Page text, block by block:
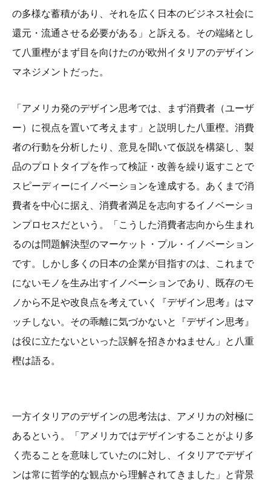
の多様な蓄積があり、それを広く日本のビジネス社会に
還元・流通させる必要がある」と訴える。その端緒とし
て八重樫がまず目を向けたのが欧州イタリアのデザイン
マネジメントだった。
「アメリカ発のデザイン思考では、まず消費者（ユーザ
ー）に視点を置いて考えます」と説明した八重樫。消費
者の行動を分析したり、意見を聞いて仮説を構築し、製
品のプロトタイプを作って検証・改善を繰り返すことで
スピーディーにイノベーションを達成する。あくまで消
費者を中心に据え、消費者満足を志向するイノベーショ
ンプロセスだという。「こうした消費者志向から生まれ
るのは問題解決型のマーケット・プル・イノベーション
です。しかし多くの日本の企業が目指すのは、これまで
にないモノを生み出すイノベーションであり、既存のモ
ノから不足や改良点を考えていく『デザイン思考』はマ
ッチしない。その乖離に気づかないと『デザイン思考』
は役に立たないといった誤解を招きかねません」と八重
樫は語る。
一方イタリアのデザインの思考法は、アメリカの対極に
あるという。「アメリカではデザインすることがより多
く売ることを意味していたのに対し、イタリアでデザイ
ンは常に哲学的な観点から理解されてきました」と背景